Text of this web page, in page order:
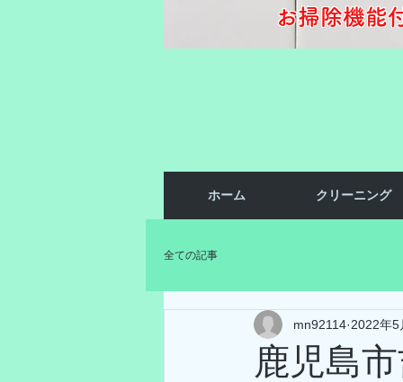
お掃除機
ホーム クリーニング
全ての記事
鹿児島
mn92114 2022年5